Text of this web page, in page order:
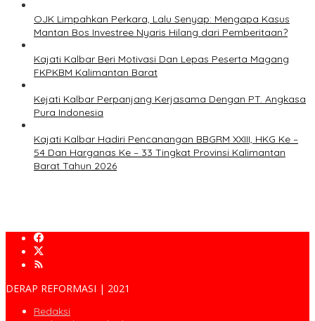
OJK Limpahkan Perkara, Lalu Senyap: Mengapa Kasus
Mantan Bos Investree Nyaris Hilang dari Pemberitaan?
Kajati Kalbar Beri Motivasi Dan Lepas Peserta Magang
FKPKBM Kalimantan Barat
Kejati Kalbar Perpanjang Kerjasama Dengan PT. Angkasa
Pura Indonesia
Kajati Kalbar Hadiri Pencanangan BBGRM XXIII, HKG Ke –
54 Dan Harganas Ke – 33 Tingkat Provinsi Kalimantan
Barat Tahun 2026
DERAP REFORMASI | 2021
Redaksi